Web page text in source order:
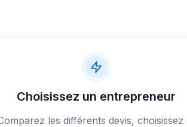
Choisissez un entrepreneur
les différents devis, choisissez